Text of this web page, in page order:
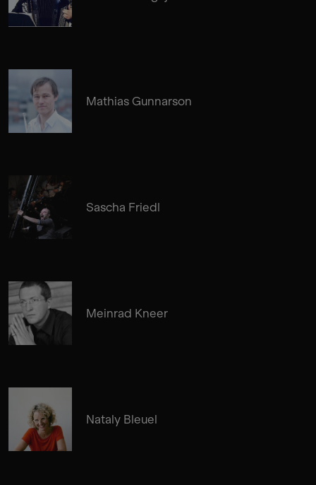
Mathias Gunnarson
Sascha Friedl
Meinrad Kneer
Nataly Bleuel